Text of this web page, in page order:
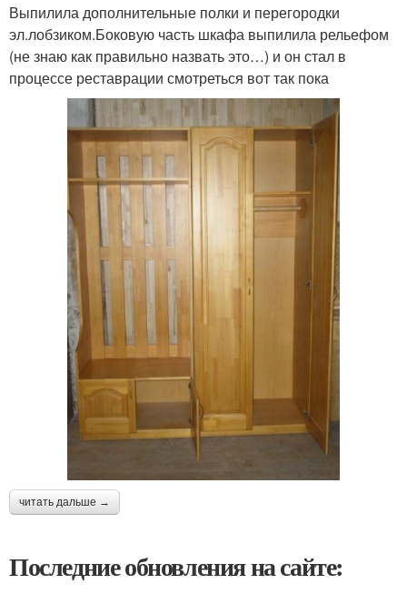
Выпилила дополнительные полки и перегородки
эл.лобзиком.Боковую часть шкафа выпилила рельефом
(не знаю как правильно назвать это…) и он стал в
процессе реставрации смотреться вот так пока
читать дальше →
Последние обновления на сайте: